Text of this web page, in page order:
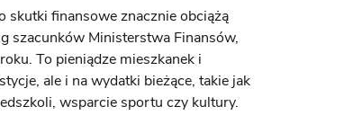
skutki finansowe znacznie obciążą
szacunków Ministerstwa Finansów,
To pieniądze mieszkanek i
ale i na wydatki bieżące, takie jak
wsparcie sportu czy kultury.